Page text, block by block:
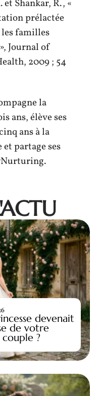
et Shankar, R., «
prélactée
familles
Journal of
2009 ; 54
la
ans, élève ses
ans à la
partage ses
devenait
de votre
?